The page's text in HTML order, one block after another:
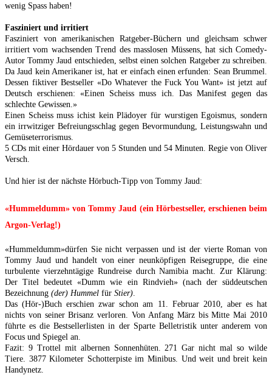
wenig Spass haben!
Fasziniert und irritiert
Fasziniert von amerikanischen Ratgeber-Büchern und gleichsam schwer
irritiert vom wachsenden Trend des masslosen Müssens, hat sich Comedy-
Autor Tommy Jaud entschieden, selbst einen solchen Ratgeber zu schreiben.
Da Jaud kein Amerikaner ist, hat er einfach einen erfunden: Sean Brummel.
Dessen fiktiver Bestseller «Do Whatever the Fuck You Want» ist jetzt auf
Deutsch erschienen: «Einen Scheiss muss ich. Das Manifest gegen das
schlechte Gewissen.»
Einen Scheiss muss ichist kein Plädoyer für wurstigen Egoismus, sondern
ein irrwitziger Befreiungsschlag gegen Bevormundung, Leistungswahn und
Gemüseterrorismus.
5 CDs mit einer Hördauer von 5 Stunden und 54 Minuten. Regie von Oliver
Versch.
Und hier ist der nächste Hörbuch-Tipp von Tommy Jaud:
«Hummeldumm» von Tommy Jaud (ein Hörbestseller, erschienen beim
Argon-Verlag!)
«Hummeldumm»dürfen Sie nicht verpassen und ist der vierte Roman von
Tommy Jaud und handelt von einer neunköpfigen Reisegruppe, die eine
turbulente vierzehntägige Rundreise durch Namibia macht. Zur Klärung:
Der Titel bedeutet «Dumm wie ein Rindvieh» (nach der süddeutschen
Bezeichnung (der) Hummel für Stier)
Das (Hör-)Buch erschien zwar schon am 11. Februar 2010, aber es hat
nichts von seiner Brisanz verloren. Von Anfang März bis Mitte Mai 2010
führte es die Bestsellerlisten in der Sparte Belletristik unter anderem von
Focus und Spiegel an.
Fazit: 9 Trottel mit albernen Sonnenhüten. 271 Gar nicht mal so wilde
Tiere. 3877 Kilometer Schotterpiste im Minibus. Und weit und breit kein
Handynetz.